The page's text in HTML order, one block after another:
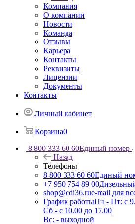
Компания
О компании
Новости
Команда
Отзывы
Карьера
Контакты
Реквизиты
Лицензии
Документы
Контакты
Личный кабинет
Корзина0
8 800 333 60 60Единый номер
Назад
Телефоны
8 800 333 60 60Единый
+7 950 754 89 00
shop@cdi36.rue-mail для
График работыПн - Пт: с
Сб - с 10.00 до 17.00
Вс: - выходной